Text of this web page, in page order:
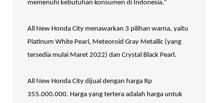
memenuhi kebutuhan konsumen di Indonesia.”
All New Honda City menawarkan 3 pilihan warna, yaitu
Platinum White Pearl, Meteoroid Gray Metallic (yang
tersedia mulai Maret 2022) dan Crystal Black Pearl.
All New Honda City dijual dengan harga Rp
355.000.000. Harga yang tertera adalah harga untuk